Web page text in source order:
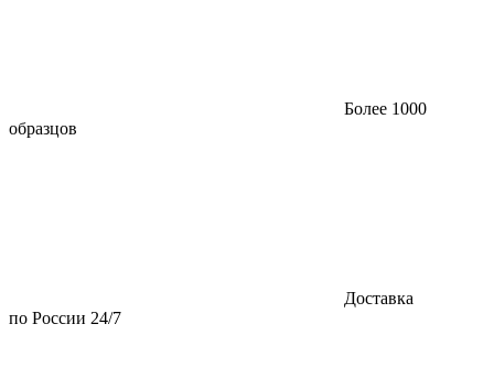
Более 1000
образцов
Доставка
по России 24/7